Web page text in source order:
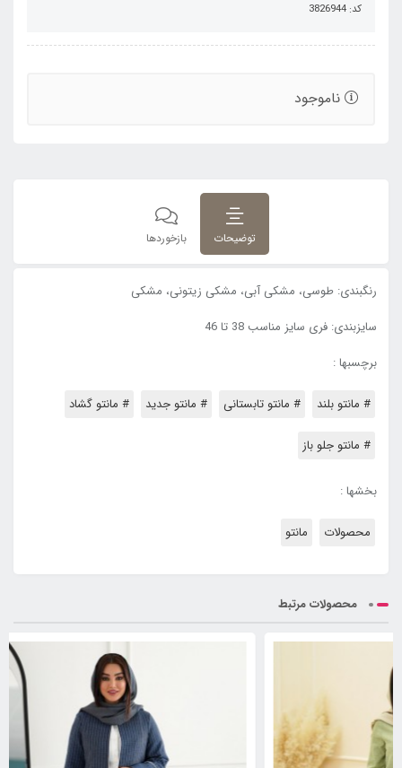
کد: 3826944
ناموجود
توضیحات بازخوردها
رنگبندی: طوسی، مشکی آبی، مشکی زیتونی، مشکی
سایزبندی: فری سایز مناسب 38 تا 46
برچسبها :
# مانتو بلند # مانتو تابستانی # مانتو جدید # مانتو گشاد
# مانتو جلو باز
بخشها :
محصولات مانتو
محصولات مرتبط